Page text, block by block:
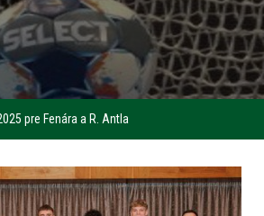
pre Fenára a R. Antla